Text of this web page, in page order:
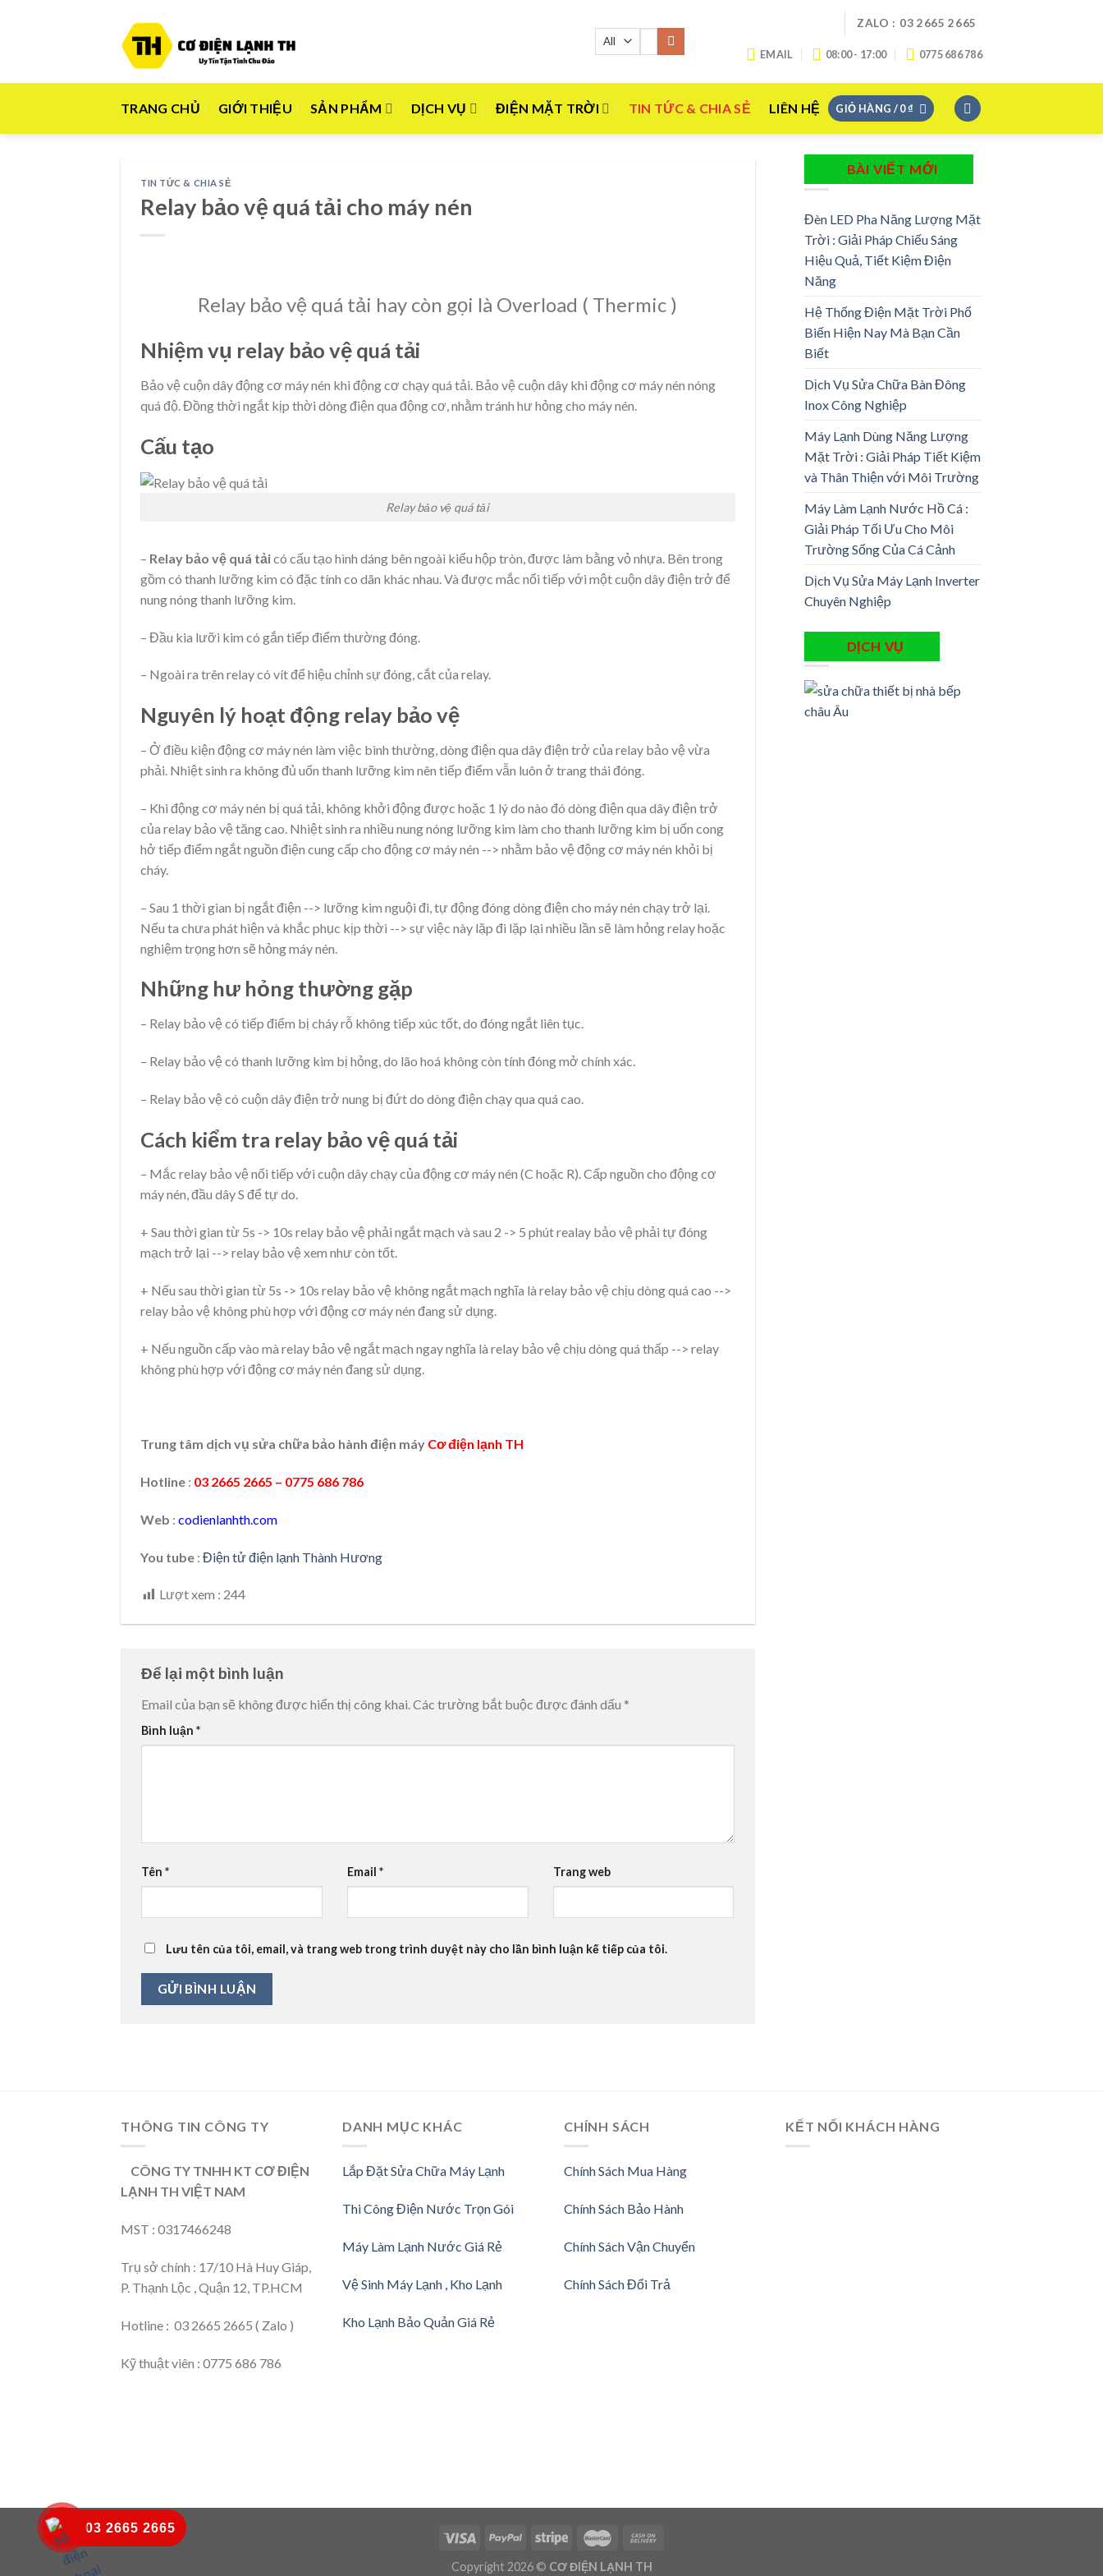
ZALO : 03 2665 2665
EMAIL 08:00 - 17:00 0775 686 786
TRANG CHỦ GIỚI THIỆU SẢN PHẨM DỊCH VỤ ĐIỆN MẶT TRỜI TIN TỨC & CHIA SẺ LIÊN HỆ GIỎ HÀNG /0₫
TIN TỨC & CHIA SẺ
Relay bảo vệ quá tải cho máy nén
Relay bảo vệ quá tải hay còn gọi là Overload ( Thermic )
Nhiệm vụ relay bảo vệ quá tải
Bảo vệ cuộn dây động cơ máy nén khi động cơ chạy quá tải. Bảo vệ cuộn dây khi động cơ máy nén nóng
quá độ. Đồng thời ngắt kịp thời dòng điện qua động cơ, nhằm tránh hư hỏng cho máy nén.
Cấu tạo
Relay bảo vệ quá tải
– Relay bảo vệ quá tảicó cấu tạo hình dáng bên ngoài kiểu hộp tròn, được làm bằng vỏ nhựa. Bên trong
gồm có thanh lưỡng kim có đặc tính co dãn khác nhau. Và được mắc nối tiếp với một cuộn dây điện trở để
nung nóng thanh lưỡng kim.
– Đầu kia lưỡi kim có gắn tiếp điểm thường đóng.
– Ngoài ra trên relay có vít để hiệu chỉnh sự đóng, cắt của relay.
Nguyên lý hoạt động relay bảo vệ
– Ở điều kiện động cơ máy nén làm việc bình thường, dòng điện qua dây điện trở của relay bảo vệ vừa
phải. Nhiệt sinh ra không đủ uốn thanh lưỡng kim nên tiếp điểm vẫn luôn ở trang thái đóng.
– Khi động cơ máy nén bị quá tải, không khởi động được hoặc 1 lý do nào đó dòng điện qua dây điện trở
của relay bảo vệ tăng cao. Nhiệt sinh ra nhiều nung nóng lưỡng kim làm cho thanh lưỡng kim bị uốn cong
hở tiếp điểm ngắt nguồn điện cung cấp cho động cơ máy nén --> nhằm bảo vệ động cơ máy nén khỏi bị
cháy.
– Sau 1 thời gian bị ngắt điện --> lưỡng kim nguội đi, tự động đóng dòng điện cho máy nén chạy trở lại.
Nếu ta chưa phát hiện và khắc phục kịp thời --> sự việc này lặp đi lặp lại nhiều lần sẽ làm hỏng relay hoặc
nghiệm trọng hơn sẽ hỏng máy nén.
Những hư hỏng thường gặp
– Relay bảo vệ có tiếp điểm bị cháy rỗ không tiếp xúc tốt, do đóng ngắt liên tục.
– Relay bảo vệ có thanh lưỡng kim bị hỏng, do lão hoá không còn tính đóng mở chính xác.
– Relay bảo vệ có cuộn dây điện trở nung bị đứt do dòng điện chạy qua quá cao.
Cách kiểm tra relay bảo vệ quá tải
– Mắc relay bảo vệ nối tiếp với cuộn dây chạy của động cơ máy nén (C hoặc R). Cấp nguồn cho động cơ
máy nén, đầu dây S để tự do.
+ Sau thời gian từ 5s -> 10s relay bảo vệ phải ngắt mạch và sau 2 -> 5 phút realay bảo vệ phải tự đóng
mạch trở lại --> relay bảo vệ xem như còn tốt.
+ Nếu sau thời gian từ 5s -> 10s relay bảo vệ không ngắt mạch nghĩa là relay bảo vệ chịu dòng quá cao -->
relay bảo vệ không phù hợp với động cơ máy nén đang sử dụng.
+ Nếu nguồn cấp vào mà relay bảo vệ ngắt mạch ngay nghĩa là relay bảo vệ chịu dòng quá thấp --> relay
không phù hợp với động cơ máy nén đang sử dụng.
Trung tâm dịch vụ sửa chữa bảo hành điện máy Cơ điện lạnh TH
Hotline : 03 2665 2665 – 0775 686 786
Web : codienlanhth.com
You tube : Điện tử điện lạnh Thành Hương
Lượt xem : 244
Để lại một bình luận
Email của bạn sẽ không được hiển thị công khai.Các trường bắt buộc được đánh dấu *
Bình luận *
Tên * Email * Trang web
Lưu tên của tôi, email, và trang web trong trình duyệt này cho lần bình luận kế tiếp của tôi.
BÀI VIẾT MỚI
Đèn LED Pha Năng Lượng Mặt
Trời : Giải Pháp Chiếu Sáng
Hiệu Quả, Tiết Kiệm Điện
Năng
Hệ Thống Điện Mặt Trời Phổ
Biến Hiện Nay Mà Bạn Cần
Biết
Dịch Vụ Sửa Chữa Bàn Đông
Inox Công Nghiệp
Máy Lạnh Dùng Năng Lượng
Mặt Trời : Giải Pháp Tiết Kiệm
và Thân Thiện với Môi Trường
Máy Làm Lạnh Nước Hồ Cá :
Giải Pháp Tối Ưu Cho Môi
Trường Sống Của Cá Cảnh
Dịch Vụ Sửa Máy Lạnh Inverter
Chuyên Nghiệp
DỊCH VỤ
THÔNG TIN CÔNG TY
CÔNG TY TNHH KT CƠ ĐIỆN
LẠNH TH VIỆT NAM
MST : 0317466248
Trụ sở chính : 17/10 Hà Huy Giáp,
P. Thạnh Lộc , Quận 12, TP.HCM
Hotline : 03 2665 2665 ( Zalo )
Kỹ thuật viên : 0775 686 786
DANH MỤC KHÁC
Lắp Đặt Sửa Chữa Máy Lạnh
Thi Công Điện Nước Trọn Gói
Máy Làm Lạnh Nước Giá Rẻ
Vệ Sinh Máy Lạnh , Kho Lạnh
Kho Lạnh Bảo Quản Giá Rẻ
CHÍNH SÁCH
Chính Sách Mua Hàng
Chính Sách Bảo Hành
Chính Sách Vận Chuyển
Chính Sách Đổi Trả
KẾT NỐI KHÁCH HÀNG
Copyright 2026 © CƠ ĐIỆN LẠNH TH
03 2665 2665